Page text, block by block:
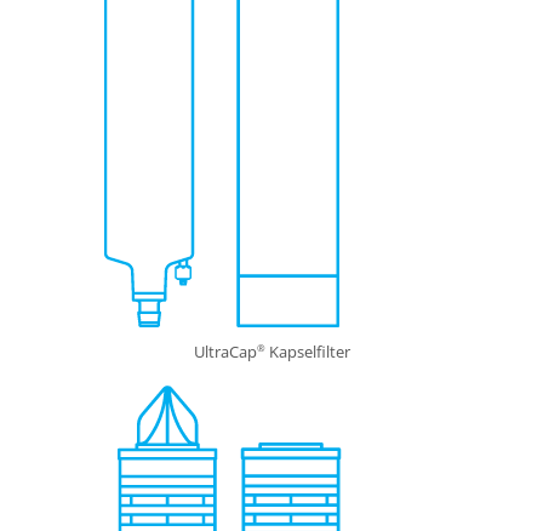
UltraCap®Kapselfilter